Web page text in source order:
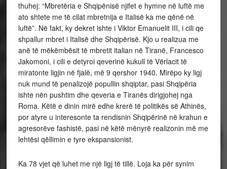
thuhej: “Mbretëria e Shqipënisë njifet e hymne në luftë me
ato shtete me të cilat mbretnija e Italisë ka me qënë në
luftë”. Në fakt, ky dekret ishte i Viktor Emanuelit III, i cili qe
shpallur mbret i Italisë dhe Shqipërisë. Kjo u realizua me
anë të mëkëmbësit të mbretit italian në Tiranë, Francesco
Jakomoni, i cili e detyroi qeverinë kukull të Vërlacit të
miratonte ligjin në fjalë, më 9 qershor 1940. Mirëpo ky ligj
nuk mund të penalizojë popullin shqiptar, pasi Shqipëria
ishte nën pushtim dhe qeveria e Tiranës dirigjohej nga
Roma. Këtë e dinin mirë edhe krerë të politikës së Athinës,
por atyre u interesonte ta rendisnin Shqipërinë në krahun e
agresorëve fashistë, pasi në këtë mënyrë realizonin më me
lehtësi qëllimin e tyre ekspansionist.
Ka 78 vjet që luhet me një ligj të tillë. Loja ka për synim